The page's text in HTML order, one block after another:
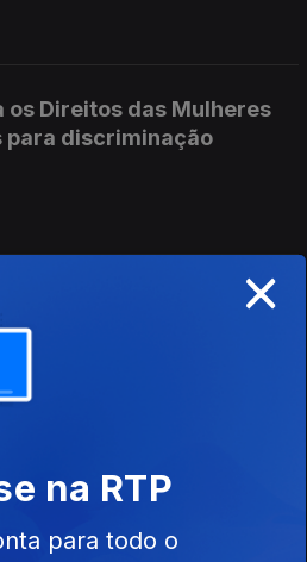
os Direitos das Mulheres
para discriminação
sem o símbolo Volta vão
vendidas até ao
devido ao mau
×
na RTP
para todo o